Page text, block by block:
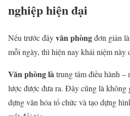
nghiệp hiện đại
Nếu trước đâyvăn phòngđơn giản
mỗi ngày, thì hiện nay khái niệm này
Văn phòng làtrung tâm điều hành –
lược được đưa ra. Đây cũng là không
dựng văn hóa tổ chức và tạo dựng